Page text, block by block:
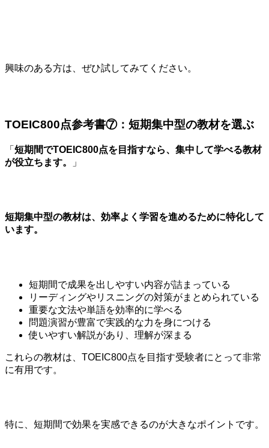
興味のある方は、ぜひ試してみてください。
TOEIC800点参考書⑦：短期集中型の教材を選ぶ
「 短期間でTOEIC800点を目指すなら、集中して学べる教材
が役立ちます。
」
短期集中型の教材は、効率よく学習を進めるために特化して
います。
短期間で成果を出しやすい内容が詰まっている
リーディングやリスニングの対策がまとめられている
重要な文法や単語を効率的に学べる
問題演習が豊富で実践的な力を身につける
使いやすい解説があり、理解が深まる
これらの教材は、TOEIC800点を目指す受験者にとって非常
に有用です。
特に、短期間で効果を実感できるのが大きなポイントです。